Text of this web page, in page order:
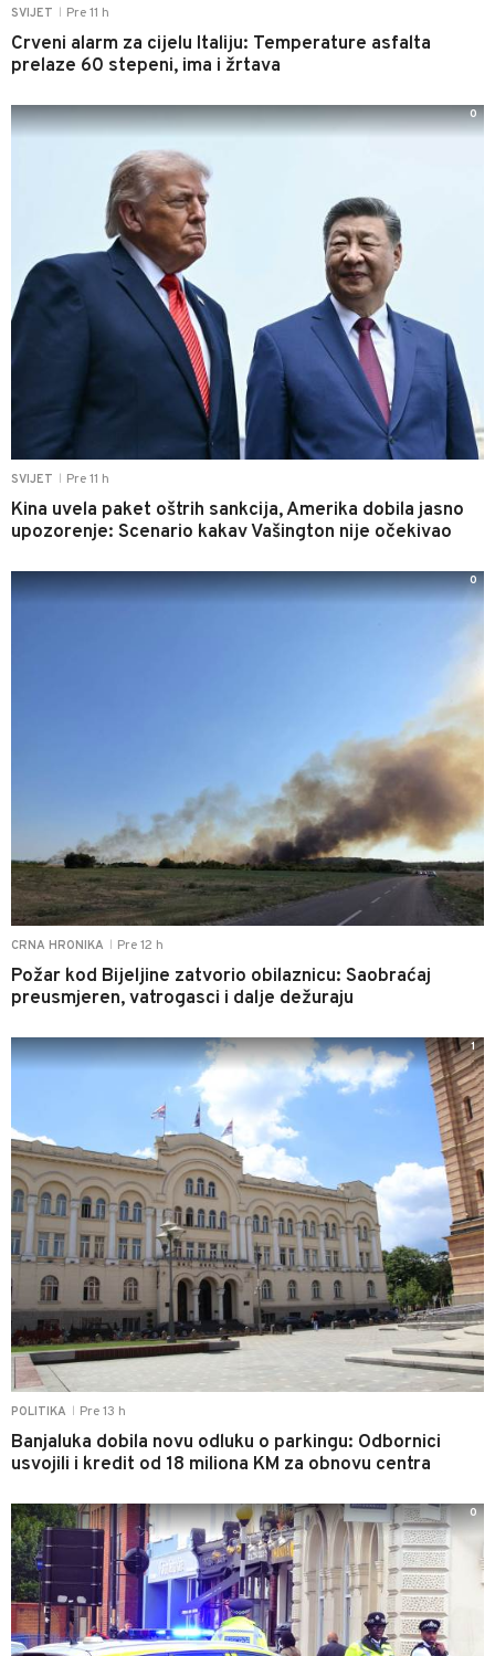
SVIJET Pre 11 h
Crveni alarm za cijelu Italiju: Temperature asfalta
prelaze 60 stepeni, ima i žrtava
SVIJET Pre 11 h
Kina uvela paket oštrih sankcija, Amerika dobila jasno
upozorenje: Scenario kakav Vašington nije očekivao
0
CRNA HRONIKA Pre 12 h
Požar kod Bijeljine zatvorio obilaznicu: Saobraćaj
preusmjeren, vatrogasci i dalje dežuraju
0
POLITIKA Pre 13 h
Banjaluka dobila novu odluku o parkingu: Odbornici
usvojili i kredit od 18 miliona KM za obnovu centra
1
0